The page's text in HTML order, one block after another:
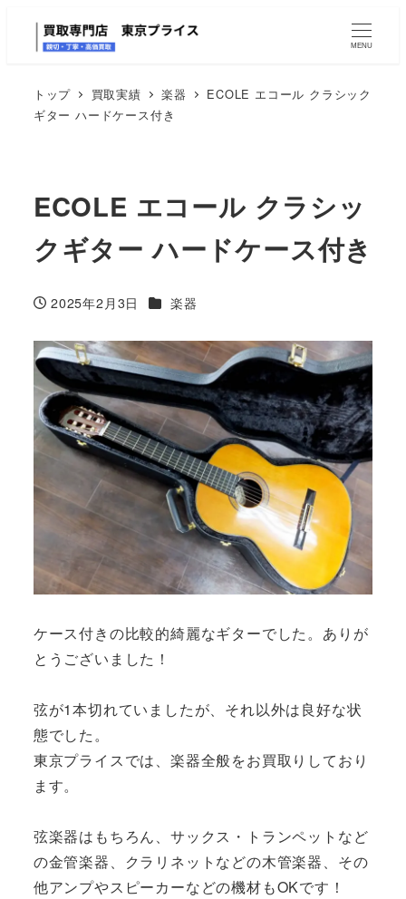
MENU
トップ 買取実績 楽器
ECOLE エコール クラシック
ギター ハードケース付き
ECOLE エコール クラシッ
クギター ハードケース付き
投稿日
2025年2月3日 カテゴリー
楽器
ケース付きの比較的綺麗なギターでした。ありが
とうございました！
弦が1本切れていましたが、それ以外は良好な状
態でした。
東京プライスでは、楽器全般をお買取りしており
ます。
弦楽器はもちろん、サックス・トランペットなど
の金管楽器、クラリネットなどの木管楽器、その
他アンプやスピーカーなどの機材もOKです！